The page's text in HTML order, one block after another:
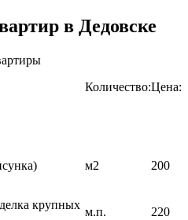
в Дедовске
Количество:Цена:
м2 200
крупных
м.п. 220